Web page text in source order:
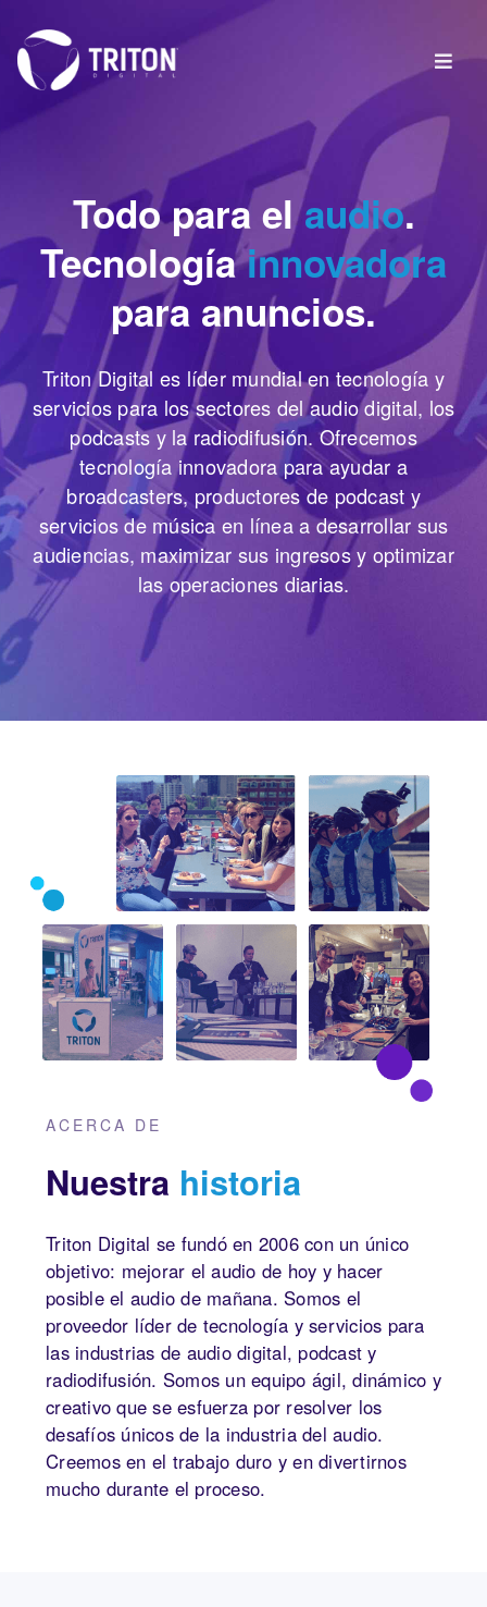
Todo para elaudio.
Tecnologíainnovadora
para anuncios.
Triton Digital es líder mundial en tecnología y
servicios para los sectores del audio digital, los
podcasts y la radiodifusión. Ofrecemos
tecnología innovadora para ayudar a
broadcasters, productores de podcast y
servicios de música en línea a desarrollar sus
audiencias, maximizar sus ingresos y optimizar
las operaciones diarias.
ACERCA DE
Nuestra historia
Triton Digital se fundó en 2006 con un único
objetivo: mejorar el audio de hoy y hacer
posible el audio de mañana. Somos el
proveedor líder de tecnología y servicios para
las industrias de audio digital, podcast y
radiodifusión. Somos un equipo ágil, dinámico y
creativo que se esfuerza por resolver los
desafíos únicos de la industria del audio.
Creemos en el trabajo duro y en divertirnos
mucho durante el proceso.